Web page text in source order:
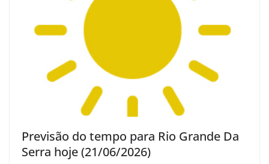
Previsão do tempo para Rio Grande Da
Serra hoje (21/06/2026)